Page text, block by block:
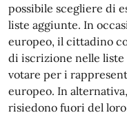
possibile scegliere di
liste aggiunte. In
europeo, il cittadino
di iscrizione nelle liste
votare per i
europeo. In
risiedono fuori del